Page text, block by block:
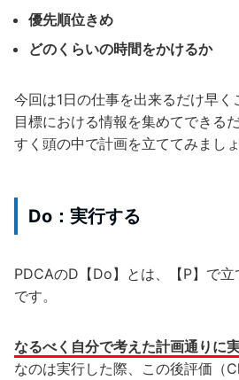
優先順位きめ
どのくらいの時間をかけるか
今回は1日の仕事を出来るだけ早く
目標における情報を集めてできる
すく頭の中で計画を立ててみましょ
Do：実行する
PDCAのD【Do】とは、【P】で
です。
なるべく自分で考えた計画通りに実
なのは実行した際、この後評価（